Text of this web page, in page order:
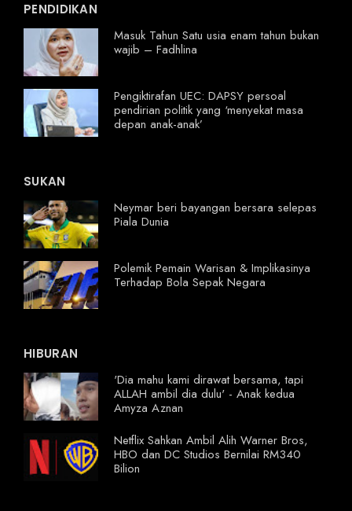
PENDIDIKAN
Masuk Tahun Satu usia enam tahun bukan
wajib – Fadhlina
Pengiktirafan UEC: DAPSY persoal
pendirian politik yang ‘menyekat masa
depan anak-anak’
SUKAN
Neymar beri bayangan bersara selepas
Piala Dunia
Polemik Pemain Warisan & Implikasinya
Terhadap Bola Sepak Negara
HIBURAN
'Dia mahu kami dirawat bersama, tapi
ALLAH ambil dia dulu' - Anak kedua
Amyza Aznan
Netflix Sahkan Ambil Alih Warner Bros,
HBO dan DC Studios Bernilai RM340
Bilion